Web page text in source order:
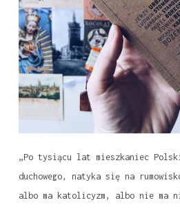
„Po tysiącu lat mieszkaniec
duchowego, natyka się na
albo ma katolicyzm, albo nie ma